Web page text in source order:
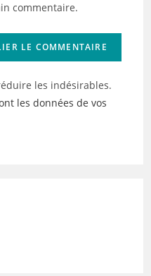
commentaire.
les indésirables.
les données de vos